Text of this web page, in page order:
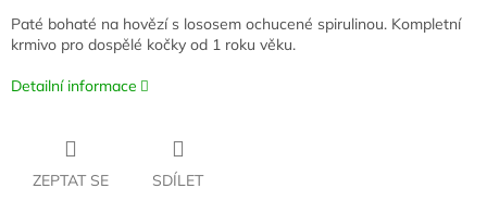
Paté bohaté na hovězí s lososem ochucené spirulinou. Kompletní
krmivo pro dospělé kočky od 1 roku věku.
Detailní informace
ZEPTAT SE SDÍLET